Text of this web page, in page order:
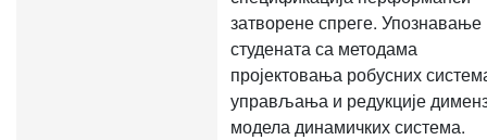
затворене спреге. Упознавање
студената са методама
пројектовања робусних
управљања и редукције
модела динамичких система.